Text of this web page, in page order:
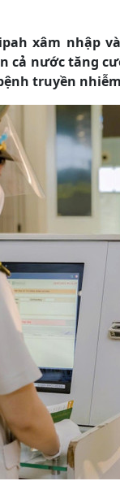
xâm nhập
cả nước tăng
truyền